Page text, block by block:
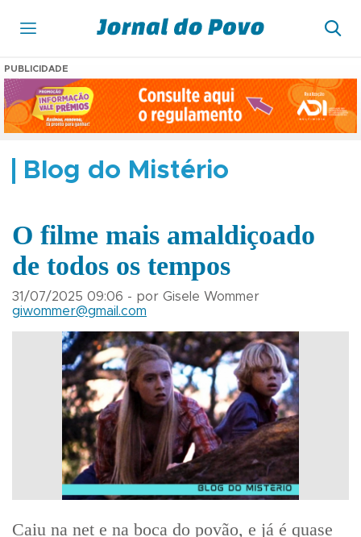
PUBLICIDADE
Blog do Mistério
O filme mais amaldiçoado
de todos os tempos
31/07/2025 09:06 - por Gisele Wommer
giwommer@gmail.com
Caiu na net e na boca do povão, e já é quase